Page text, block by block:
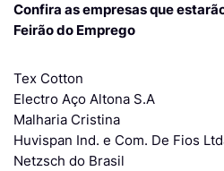
Confira as empresas que
Feirão do Emprego
Tex Cotton
Electro Aço Altona S.A
Malharia Cristina
Huvispan Ind. e Com. De Fios
Netzsch do Brasil